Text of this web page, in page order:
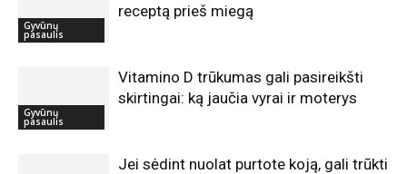
Gyvūnų
pasaulis
receptą prieš miegą
Gyvūnų
pasaulis
Vitamino D trūkumas gali pasireikšti
skirtingai: ką jaučia vyrai ir moterys
Jei sėdint nuolat purtote koją, gali trūkti